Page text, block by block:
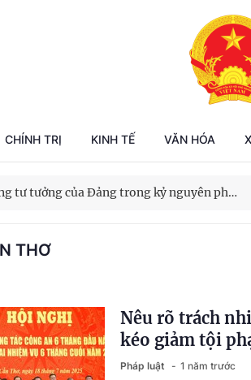
CHÍNH TRỊ KINH TẾ VĂN HÓA
các điểm nghẽn về chuyển đổi số
Bảo vệ nền tảng tư tưởng của Đảng trong kỷ nguyên phát triển mới
tế nhà nước trong kỷ nguyên mới
THƠ
Nêu rõ trách
kéo giảm tội
Pháp luật 1 năm trước